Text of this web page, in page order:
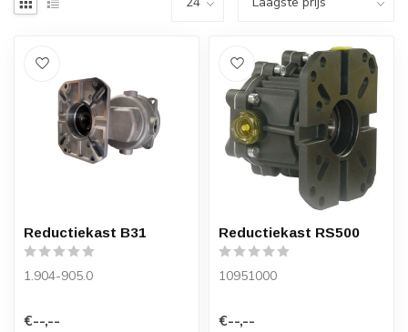
Reductiekast B31
1.904-905.0
€--,--
Reductiekast RS500
10951000
€--,--